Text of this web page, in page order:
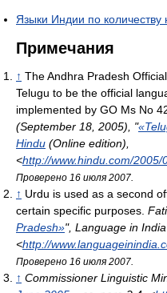
Языки Индии по количеству
Примечания
↑ The Andhra Pradesh
Telugu to be the official
implemented by GO Ms No
(September 18, 2005), "
Hindu (Online edition)
<http://www.hindu.com/
Проверено 16 июля 2007.
↑ Urdu is used as a second
certain specific purposes.
Pradesh»", Language in India
<http://
Проверено 16 июля 2007.
↑ Commissioner Linguistic